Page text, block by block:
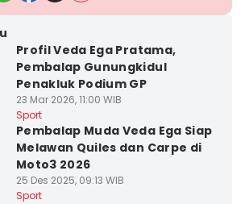
Profil Veda Ega Pratama,
Pembalap Gunungkidul
Penakluk Podium GP
23 Mar 2026, 11:00 WIB
Sport
Pembalap Muda Veda Ega Siap
Melawan Quiles dan Carpe di
Moto3 2026
25 Des 2025, 09:13 WIB
Sport